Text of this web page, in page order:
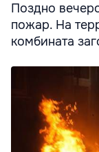
Поздно
пожар. На
комбината